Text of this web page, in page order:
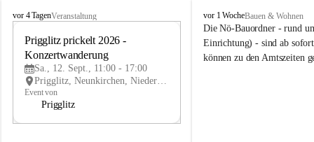
P
vor 4 TagenVeranstaltung
Prigglitz prickelt 2026 -
Konzertwanderung
Sa., 12. Sept., 11:00 - 17:00
Prigglitz, Neunkirchen, Niederösterreich, AUT
Event von
Prigglitz
P
r
i
g
vor 1 WocheBauen & Wohnen
Die Nö-Bauordner - rund
Einrichtung) - sind ab
können zu den Amtszeiten